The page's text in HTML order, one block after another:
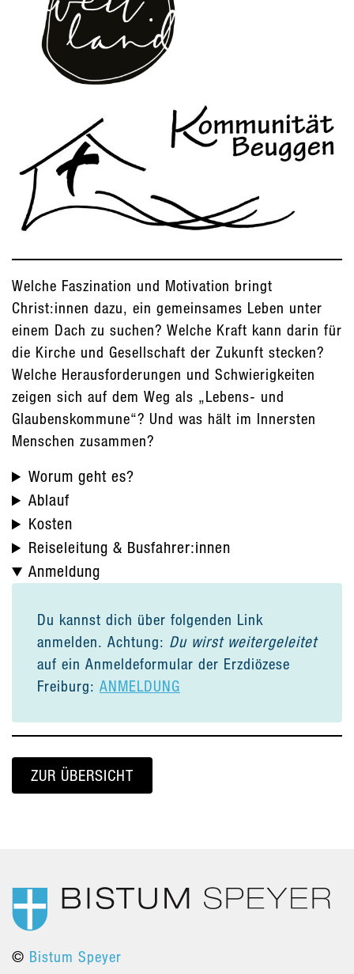
Welche Faszination und Motivation bringt
Christ:innen dazu, ein gemeinsames Leben unter
einem Dach zu suchen? Welche Kraft kann darin für
die Kirche und Gesellschaft der Zukunft stecken?
Welche Herausforderungen und Schwierigkeiten
zeigen sich auf dem Weg als „Lebens- und
Glaubenskommune“? Und was hält im Innersten
Menschen zusammen?
Worum geht es?
Ablauf
Kosten
Reiseleitung & Busfahrer:innen
Anmeldung
Du kannst dich über folgenden Link
anmelden. Achtung: Du wirst weitergeleitet
auf ein Anmeldeformular der Erzdiözese
Freiburg: ANMELDUNG
ZUR ÜBERSICHT
© Bistum Speyer